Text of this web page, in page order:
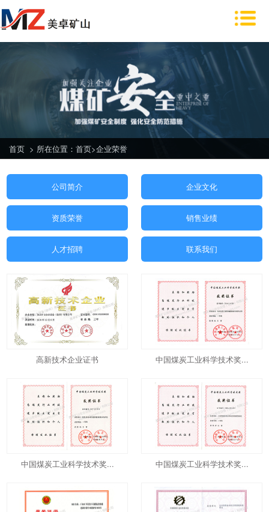
首页 > 所在位置： 首页>企业荣誉
公司简介 企业文化
资质荣誉 销售业绩
人才招聘 联系我们
高新技术企业证书 中国煤炭工业科学技术奖...
中国煤炭工业科学技术奖... 中国煤炭工业科学技术奖...